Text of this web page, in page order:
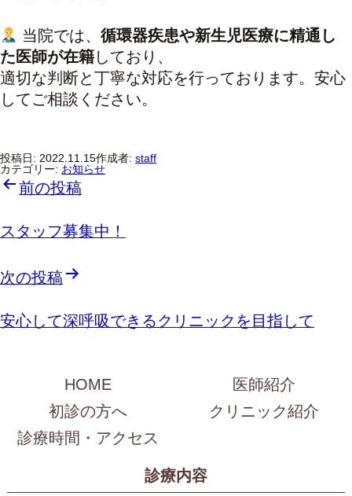
当院では、循環器疾患や新生児医療に精通し
た医師が在籍しており、
適切な判断と丁寧な対応を行っております。安心
してご相談ください。
投稿日: 2022.11.15作成者: staff
カテゴリー: お知らせ
投
稿
ー
前の投稿
スタッフ募集中！
次の投稿
安心して深呼吸できるクリニックを目指して
HOME
医師紹介
初診の方へ
クリニック紹介
診療時間・アクセス
診療内容